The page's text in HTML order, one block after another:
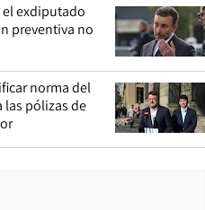
exdiputado
preventiva no
norma del
las pólizas de